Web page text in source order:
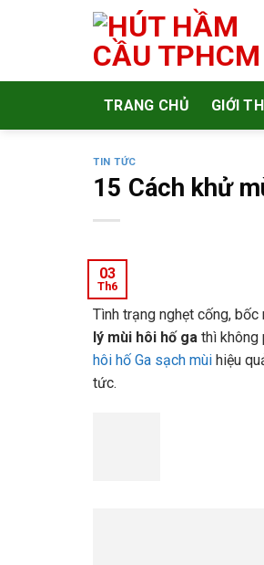
TRANG CHỦ GIỚI
TIN TỨC
15 Cách khử
03
Th6
Tình trạng nghẹt cống,
lý mùi hôi hố ga thì không
hôi hố Ga sạch mùi hiệu
tức.